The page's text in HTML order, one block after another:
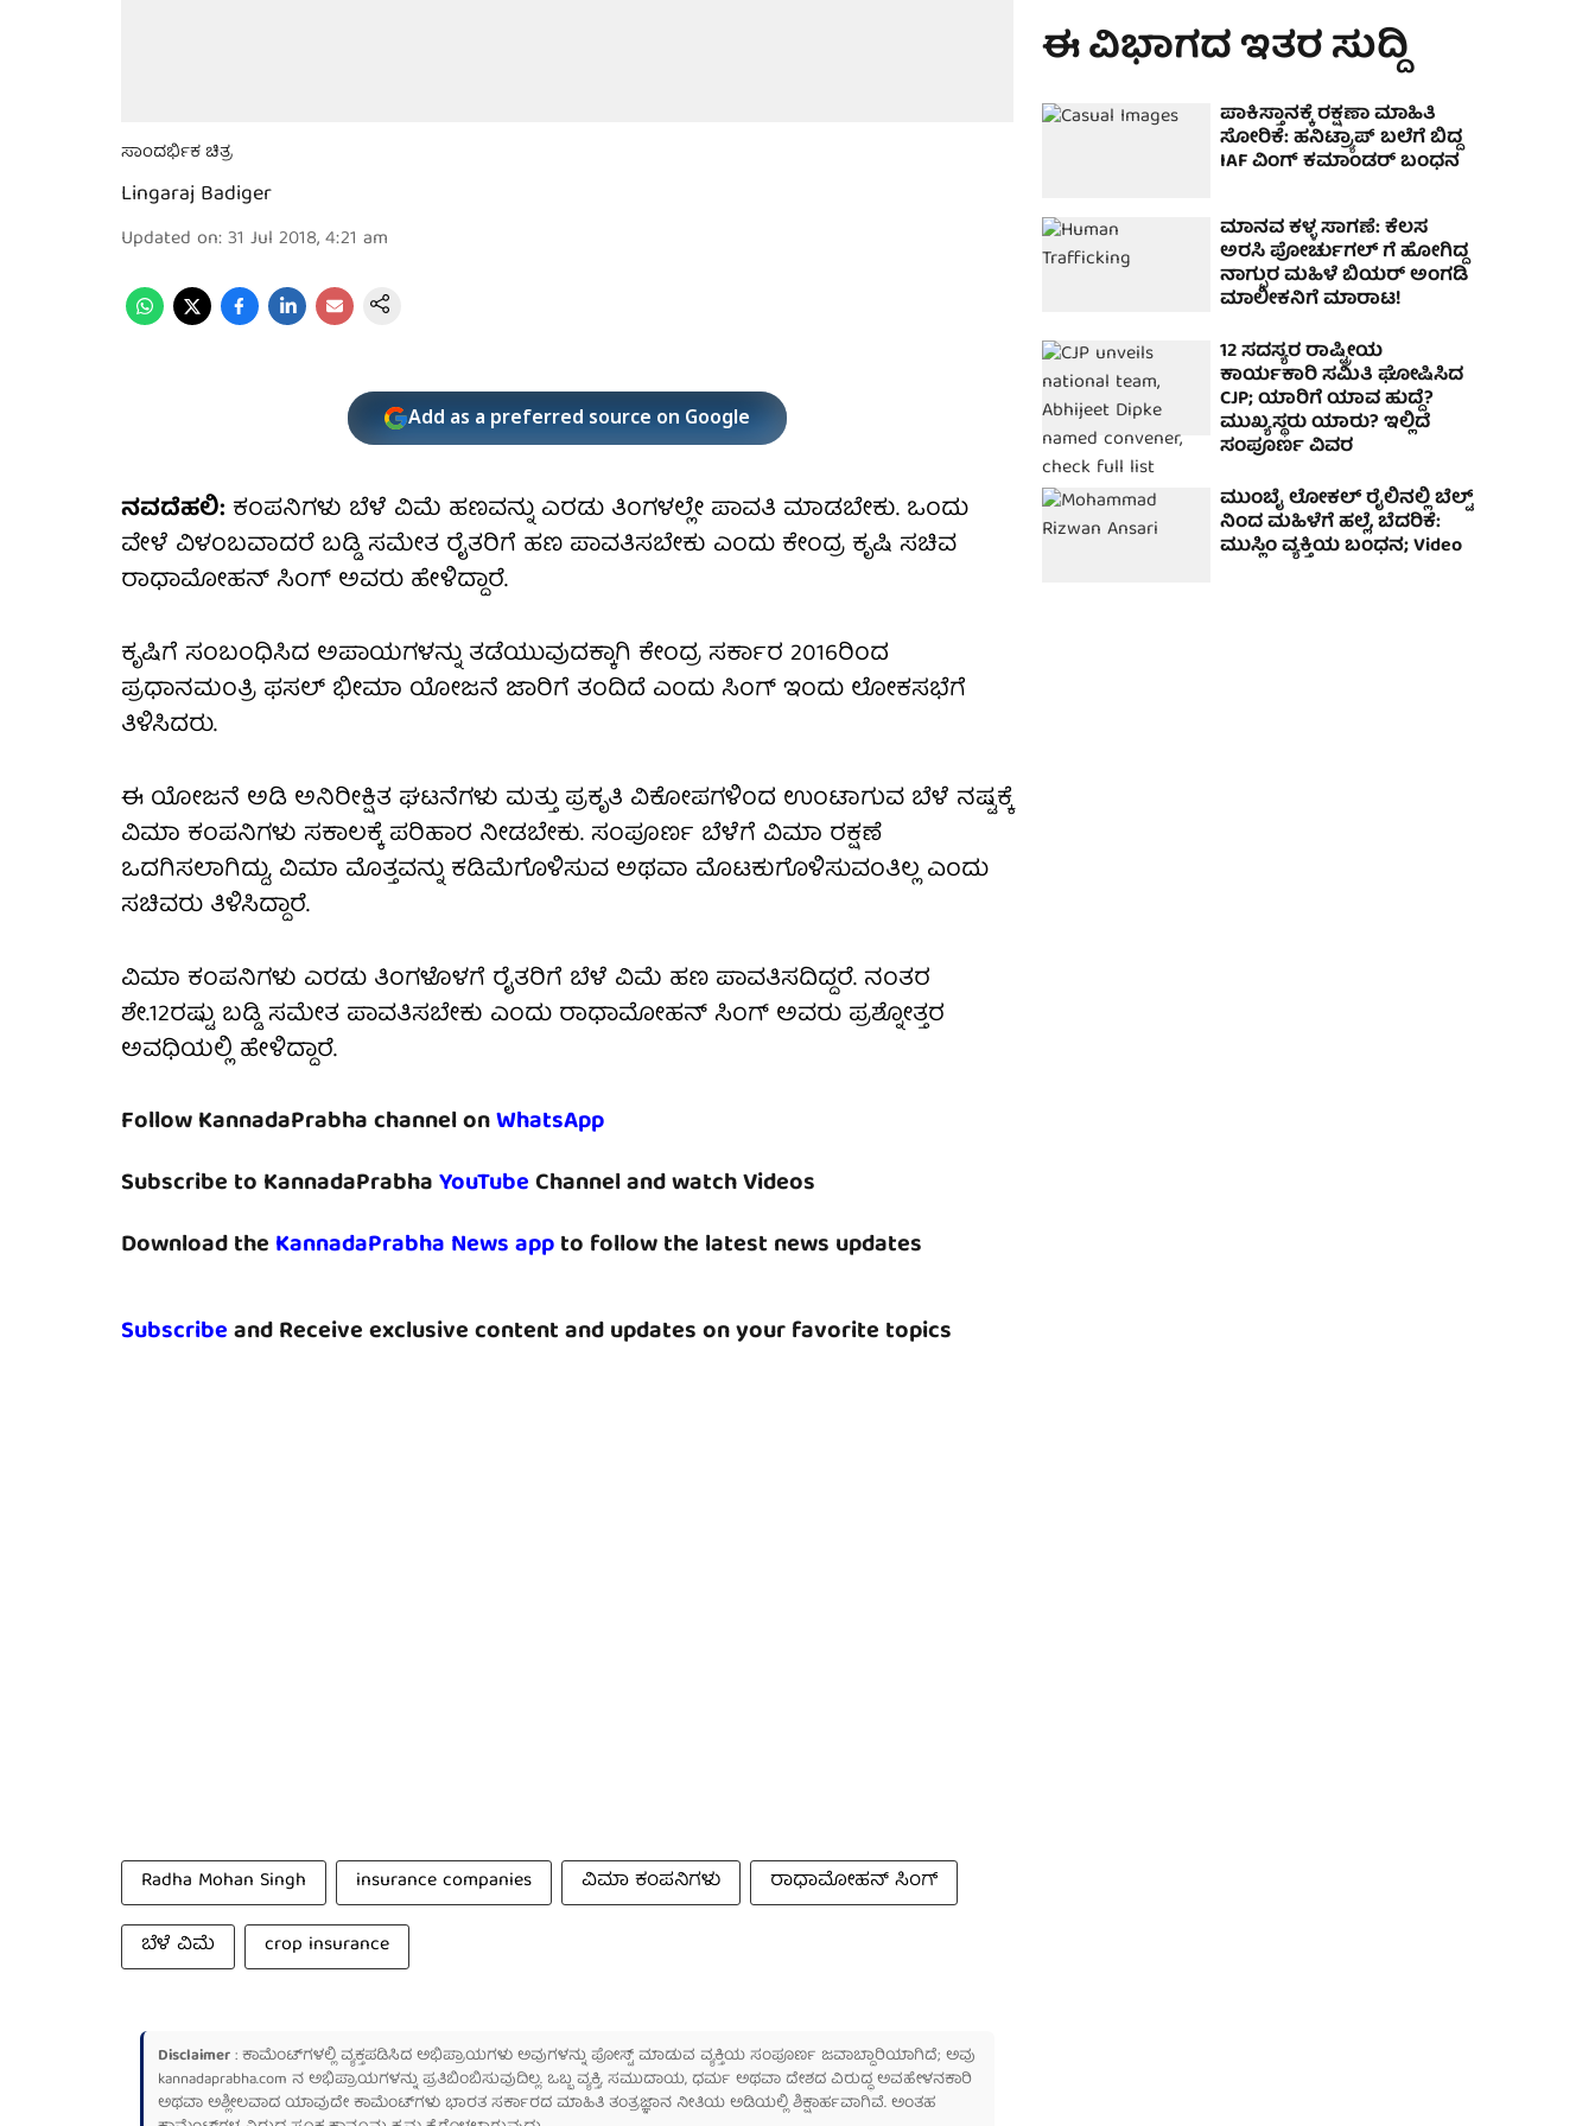
ಸಾಂದರ್ಭಿಕ ಚಿತ್ರ
Lingaraj Badiger
Updated on:31 Jul 2018, 4:21 am
Add as a preferred source on Google
ನವದೆಹಲಿ: ಕಂಪನಿಗಳು ಬೆಳೆ ವಿಮೆ ಹಣವನ್ನು ಎರಡು ತಿಂಗಳಲ್ಲೇ ಪಾವತಿ ಮಾಡಬೇಕು. ಒಂದು
ವೇಳೆ ವಿಳಂಬವಾದರೆ ಬಡ್ಡಿ ಸಮೇತ ರೈತರಿಗೆ ಹಣ ಪಾವತಿಸಬೇಕು ಎಂದು ಕೇಂದ್ರ ಕೃಷಿ ಸಚಿವ
ರಾಧಾಮೋಹನ್ ಸಿಂಗ್ ಅವರು ಹೇಳಿದ್ದಾರೆ.
ಕೃಷಿಗೆ ಸಂಬಂಧಿಸಿದ ಅಪಾಯಗಳನ್ನು ತಡೆಯುವುದಕ್ಕಾಗಿ ಕೇಂದ್ರ ಸರ್ಕಾರ 2016ರಿಂದ
ಪ್ರಧಾನಮಂತ್ರಿ ಫಸಲ್ ಭೀಮಾ ಯೋಜನೆ ಜಾರಿಗೆ ತಂದಿದೆ ಎಂದು ಸಿಂಗ್ ಇಂದು ಲೋಕಸಭೆಗೆ
ತಿಳಿಸಿದರು.
ಈ ಯೋಜನೆ ಅಡಿ ಅನಿರೀಕ್ಷಿತ ಘಟನೆಗಳು ಮತ್ತು ಪ್ರಕೃತಿ ವಿಕೋಪಗಳಿಂದ ಉಂಟಾಗುವ ಬೆಳೆ ನಷ್ಟಕ್ಕೆ
ವಿಮಾ ಕಂಪನಿಗಳು ಸಕಾಲಕ್ಕೆ ಪರಿಹಾರ ನೀಡಬೇಕು. ಸಂಪೂರ್ಣ ಬೆಳೆಗೆ ವಿಮಾ ರಕ್ಷಣೆ
ಒದಗಿಸಲಾಗಿದ್ದು, ವಿಮಾ ಮೊತ್ತವನ್ನು ಕಡಿಮೆಗೊಳಿಸುವ ಅಥವಾ ಮೊಟಕುಗೊಳಿಸುವಂತಿಲ್ಲ ಎಂದು
ಸಚಿವರು ತಿಳಿಸಿದ್ದಾರೆ.
ವಿಮಾ ಕಂಪನಿಗಳು ಎರಡು ತಿಂಗಳೊಳಗೆ ರೈತರಿಗೆ ಬೆಳೆ ವಿಮೆ ಹಣ ಪಾವತಿಸದಿದ್ದರೆ. ನಂತರ
ಶೇ.12ರಷ್ಟು ಬಡ್ಡಿ ಸಮೇತ ಪಾವತಿಸಬೇಕು ಎಂದು ರಾಧಾಮೋಹನ್ ಸಿಂಗ್ ಅವರು ಪ್ರಶ್ನೋತ್ತರ
ಅವಧಿಯಲ್ಲಿ ಹೇಳಿದ್ದಾರೆ.
Follow KannadaPrabha channel onWhatsApp
Subscribe to KannadaPrabhaYouTubeChannel and watch Videos
Download the KannadaPrabha News appto follow the latest news updates
Subscribeand Receive exclusive content and updates on your favorite topics
Radha Mohan Singh insurance companies ವಿಮಾ ಕಂಪನಿಗಳು
ರಾಧಾಮೋಹನ್ ಸಿಂಗ್
ಬೆಳೆ ವಿಮೆ
crop insurance
Disclaimer: ಕಾಮೆಂಟ್‌ಗಳಲ್ಲಿ ವ್ಯಕ್ತಪಡಿಸಿದ ಅಭಿಪ್ರಾಯಗಳು ಅವುಗಳನ್ನು ಪೋಸ್ಟ್ ಮಾಡುವ ವ್ಯಕ್ತಿಯ ಸಂಪೂರ್ಣ ಜವಾಬ್ದಾರಿಯಾಗಿದೆ; ಅವು
kannadaprabha.com ನ ಅಭಿಪ್ರಾಯಗಳನ್ನು ಪ್ರತಿಬಿಂಬಿಸುವುದಿಲ್ಲ. ಒಬ್ಬ ವ್ಯಕ್ತಿ, ಸಮುದಾಯ, ಧರ್ಮ ಅಥವಾ ದೇಶದ ವಿರುದ್ಧ ಅವಹೇಳನಕಾರಿ
ಅಥವಾ ಅಶ್ಲೀಲವಾದ ಯಾವುದೇ ಕಾಮೆಂಟ್‌ಗಳು ಭಾರತ ಸರ್ಕಾರದ ಮಾಹಿತಿ ತಂತ್ರಜ್ಞಾನ ನೀತಿಯ ಅಡಿಯಲ್ಲಿ ಶಿಕ್ಷಾರ್ಹವಾಗಿವೆ. ಅಂತಹ
ಈ ವಿಭಾಗದ ಇತರ ಸುದ್ದಿ
ಪಾಕಿಸ್ತಾನಕ್ಕೆ ರಕ್ಷಣಾ ಮಾಹಿತಿ
ಸೋರಿಕೆ: ಹನಿಟ್ರ್ಯಾಪ್‌ ಬಲೆಗೆ ಬಿದ್ದ
IAF ವಿಂಗ್‌ ಕಮಾಂಡರ್‌ ಬಂಧನ
ಮಾನವ ಕಳ್ಳ ಸಾಗಣೆ: ಕೆಲಸ
ಅರಸಿ ಪೋರ್ಚುಗಲ್ ಗೆ ಹೋಗಿದ್ದ
ನಾಗ್ಪುರ ಮಹಿಳೆ ಬಿಯರ್ ಅಂಗಡಿ
ಮಾಲೀಕನಿಗೆ ಮಾರಾಟ!
12 ಸದಸ್ಯರ ರಾಷ್ಟ್ರೀಯ
ಕಾರ್ಯಕಾರಿ ಸಮಿತಿ ಘೋಷಿಸಿದ
CJP; ಯಾರಿಗೆ ಯಾವ ಹುದ್ದೆ?
ಮುಖ್ಯಸ್ಥರು ಯಾರು? ಇಲ್ಲಿದೆ
ಸಂಪೂರ್ಣ ವಿವರ
ಮುಂಬೈ ಲೋಕಲ್ ರೈಲಿನಲ್ಲಿ ಬೆಲ್ಟ್
ನಿಂದ ಮಹಿಳೆಗೆ ಹಲ್ಲೆ, ಬೆದರಿಕೆ:
ಮುಸ್ಲಿಂ ವ್ಯಕ್ತಿಯ ಬಂಧನ; Video